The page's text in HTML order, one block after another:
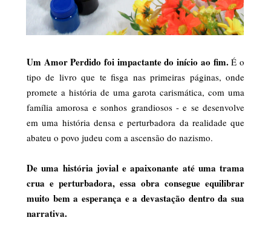
Um Amor Perdido foi impactante do início ao fim. É o
tipo de livro que te fisga nas primeiras páginas, onde
promete a história de uma garota carismática, com uma
família amorosa e sonhos grandiosos - e se desenvolve
em uma história densa e perturbadora da realidade que
abateu o povo judeu com a ascensão do nazismo.
De uma história jovial e apaixonante até uma trama
crua e perturbadora, essa obra consegue equilibrar
muito bem a esperança e a devastação dentro da sua
narrativa.